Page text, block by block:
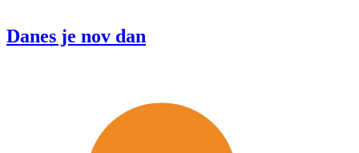
Danes je nov dan